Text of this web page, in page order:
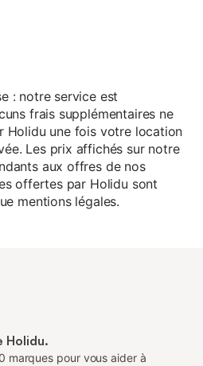
: notre service est
frais supplémentaires ne
Holidu une fois votre location
Les prix affichés sur notre
aux offres de nos
offertes par Holidu sont
mentions légales.
Holidu.
marques pour vous aider à